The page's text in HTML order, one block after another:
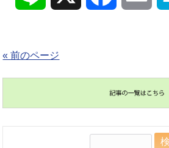
« 前のページ